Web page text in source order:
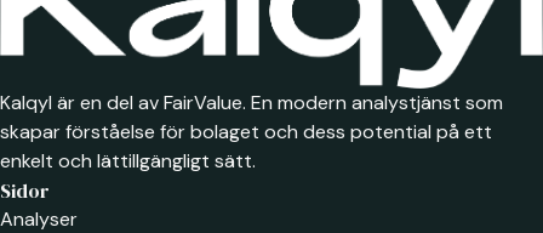
Kalqyl är en del av FairValue. En modern analystjänst som
skapar förståelse för bolaget och dess potential på ett
enkelt och lättillgängligt sätt.
Sidor
Analyser